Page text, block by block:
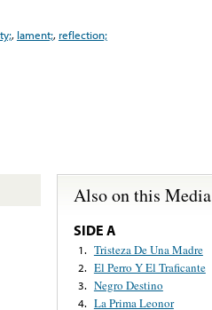
, lament;, reflection;
Also on this Media
SIDE A
1. Tristeza De Una Madre
2. El Perro Y El Traficante
3. Negro Destino
4. La Prima Leonor